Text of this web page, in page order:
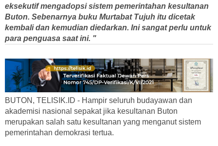
eksekutif mengadopsi sistem pemerintahan kesultanan
Buton. Sebenarnya buku Murtabat Tujuh itu dicetak
kembali dan kemudian diedarkan. Ini sangat perlu untuk
para penguasa saat ini. "
BUTON, TELISIK.ID - Hampir seluruh budayawan dan
akademisi nasional sepakat jika kesultanan Buton
merupakan salah satu kesultanan yang menganut sistem
pemerintahan demokrasi tertua.